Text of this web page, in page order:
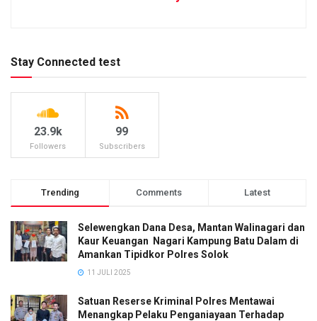
Stay Connected test
23.9k
Followers
99
Subscribers
Trending Comments Latest
Selewengkan Dana Desa, Mantan Walinagari dan
Kaur Keuangan Nagari Kampung Batu Dalam di
Amankan Tipidkor Polres Solok
11 JULI 2025
Satuan Reserse Kriminal Polres Mentawai
Menangkap Pelaku Penganiayaan Terhadap